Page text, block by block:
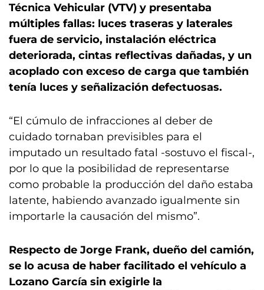
Técnica Vehicular (VTV) y presentaba
múltiples fallas: luces traseras y laterales
fuera de servicio, instalación eléctrica
deteriorada, cintas reflectivas dañadas, y un
acoplado con exceso de carga que también
tenía luces y señalización defectuosas.
“El cúmulo de infracciones al deber de
cuidado tornaban previsibles para el
imputado un resultado fatal -sostuvo el fiscal-,
por lo que la posibilidad de representarse
como probable la producción del daño estaba
latente, habiendo avanzado igualmente sin
importarle la causación del mismo”.
Respecto de Jorge Frank, dueño del camión,
se lo acusa de haber facilitado el vehículo a
Lozano García sin exigirle la